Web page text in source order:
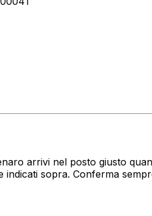
arrivi nel posto giusto
sopra. Conferma